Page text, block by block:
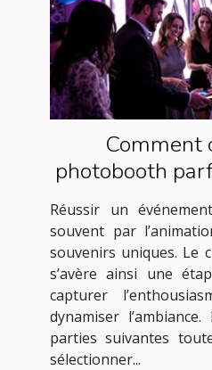
Comment
photobooth
Réussir un
souvent par
souvenirs uniques. Le
s’avère ainsi une
capturer
dynamiser
parties suivantes
sélectionner...